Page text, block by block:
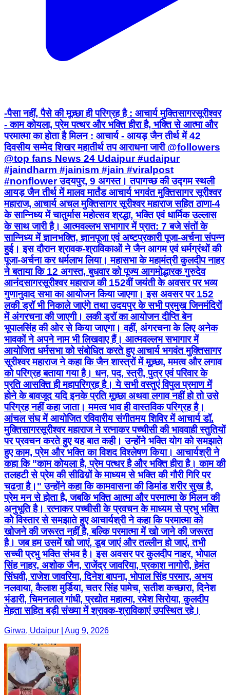
-पैसा नहीं, पैसे की मूच्र्छा ही परिग्रह है : आचार्य मुक्तिसागरसूरीश्वर
- काम कोयला, प्रेम पत्थर और भक्ति हीरा है, भक्ति से आत्मा और
परमात्मा का होता है मिलन : आचार्य - आयड़ जैन तीर्थ में 42
दिवसीय सम्मेद शिखर महातीर्थ तप आराधना जारी @followers
@top fans News 24 Udaipur #udaipur
#jaindharm #jainism #jain #viralpost
#nonflower उदयपुर, 9 अगस्त। तपागच्छ की उद्गम स्थली
आयड़ जैन तीर्थ में मालव मार्तंड आचार्य भगवंत मुक्तिसागर सूरीश्वर
महाराज, आचार्य अचल मुक्तिसागर सूरीश्वर महाराज सहित ठाणा-4
के सान्निध्य में चातुर्मास महोत्सव श्रद्धा, भक्ति एवं धार्मिक उल्लास
के साथ जारी है। आत्मवल्लभ सभागार में प्रात: 7 बजे संतों के
सान्निध्य में ज्ञानभक्ति, ज्ञानपूजा एवं अष्टप्रकारी पूजा-अर्चना संपन्न
हुई। इस दौरान श्रावक-श्राविकाओं ने जैन आगम एवं धर्मग्रंथों की
पूजा-अर्चना कर धर्मलाभ लिया। महासभा के महामंत्री कुलदीप नाहर
ने बताया कि 12 अगस्त, बुधवार को पूज्य आगमोद्धारक गुरुदेव
आनंदसागरसूरीश्वर महाराज की 152वीं जयंती के अवसर पर भव्य
गुणानुवाद सभा का आयोजन किया जाएगा। इस अवसर पर 152
लकी ड्रॉ भी निकाले जाएंगे तथा उदयपुर के सभी प्रमुख जिनमंदिरों
में अंगरचना की जाएगी। लकी ड्रॉ का आयोजन दीप्ति बेन
भूपालसिंह की ओर से किया जाएगा। वहीं, अंगरचना के लिए अनेक
भावकों ने अपने नाम भी लिखवाए हैं। आत्मवल्लभ सभागार में
आयोजित धर्मसभा को संबोधित करते हुए आचार्य भगवंत मुक्तिसागर
सूरीश्वर महाराज ने कहा कि जैन शास्त्रों में मूच्र्छा, ममत्व और लगाव
को परिग्रह बताया गया है। धन, पद, स्त्री, पुत्र एवं परिवार के
प्रति आसक्ति ही महापरिग्रह है। ये सभी वस्तुएं विपुल प्रमाण में
होने के बावजूद यदि इनके प्रति मूच्र्छा अथवा लगाव नहीं हो तो उसे
परिग्रह नहीं कहा जाता। ममत्व भाव ही वास्तविक परिग्रह है।
आंचल संघ में आयोजित रविवारीय संगीतमय शिविर में आचार्य डॉ.
मुक्तिसागरसूरीश्वर महाराज ने रत्नाकर पच्चीसी की भाववाही स्तुतियों
पर प्रवचन करते हुए यह बात कही। उन्होंने भक्ति योग को समझाते
हुए काम, प्रेम और भक्ति का विशद विश्लेषण किया। आचार्यश्री ने
कहा कि "काम कोयला है, प्रेम पत्थर है और भक्ति हीरा है। काम की
तलहटी से प्रेम की सीढिय़ों के माध्यम से भक्ति की गौरी गिरि पर
चढऩा है।" उन्होंने कहा कि कामवासना की डिमांड शरीर सुख है,
प्रेम मन से होता है, जबकि भक्ति आत्मा और परमात्मा के मिलन की
अनुभूति है। रत्नाकर पच्चीसी के प्रवचन के माध्यम से प्रभु भक्ति
को विस्तार से समझाते हुए आचार्यश्री ने कहा कि परमात्मा को
खोजने की जरूरत नहीं है, बल्कि परमात्मा में खो जाने की जरूरत
है। जब हम उसमें खो जाएं, डूब जाएं और तल्लीन हो जाएं, तभी
सच्ची प्रभु भक्ति संभव है। इस अवसर पर कुलदीप नाहर, भोपाल
सिंह नाहर, अशोक जैन, राजेंद्र जावरिया, प्रकाश नागोरी, हेमंत
सिंघवी, राजेश जावरिया, दिनेश बापना, भोपाल सिंह परमार, अभय
नलवाया, कैलाश मुर्डिया, चतर सिंह पामेच, सतीश कच्छारा, दिनेश
भंडारी, चिमनलाल गांधी, प्रद्योत महात्मा, रमेश सिरोया, कुलदीप
मेहता सहित बड़ी संख्या में श्रावक-श्राविकाएं उपस्थित रहे।
Girwa, Udaipur | Aug 9, 2026